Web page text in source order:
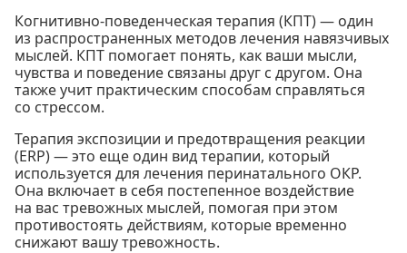
Когнитивно-поведенческая терапия (КПТ) — один
из распространенных методов лечения навязчивых
мыслей. КПТ помогает понять, как ваши мысли,
чувства и поведение связаны друг с другом. Она
также учит практическим способам справляться
со стрессом.
Терапия экспозиции и предотвращения реакции
(ERP) — это еще один вид терапии, который
используется для лечения перинатального ОКР.
Она включает в себя постепенное воздействие
на вас тревожных мыслей, помогая при этом
противостоять действиям, которые временно
снижают вашу тревожность.